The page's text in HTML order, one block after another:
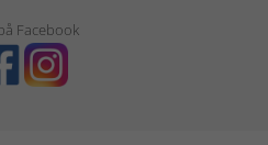
Facebook